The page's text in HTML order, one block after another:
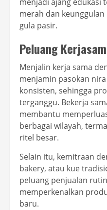
menjadi ajang edukasi
merah dan
gula pasir.
Peluang
Menjalin kerja sama
menjamin pasokan
konsisten, sehingga
terganggu. Bekerja
membantu
berbagai wilayah,
ritel besar.
Selain itu, kemitraan
bakery, atau kue
peluang penjualan
memperkenalkan
baru.